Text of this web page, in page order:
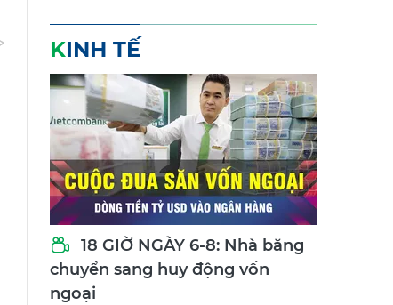
KINH TẾ
18 GIỜ NGÀY 6-8: Nhà băng
chuyển sang huy động vốn
ngoại